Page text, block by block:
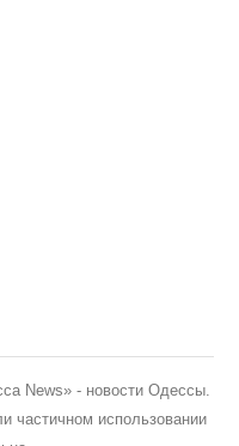
News» - новости Одессы.
частичном использовании